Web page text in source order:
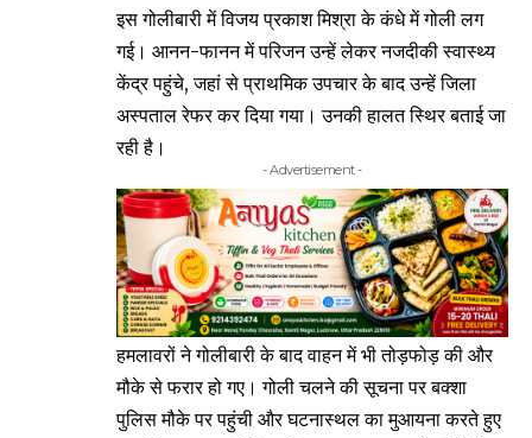
इस गोलीबारी में विजय प्रकाश मिश्रा के कंधे में गोली लग
गई। आनन-फानन में परिजन उन्हें लेकर नजदीकी स्वास्थ्य
केंद्र पहुंचे, जहां से प्राथमिक उपचार के बाद उन्हें जिला
अस्पताल रेफर कर दिया गया। उनकी हालत स्थिर बताई जा
रही है।
- Advertisement -
हमलावरों ने गोलीबारी के बाद वाहन में भी तोड़फोड़ की और
मौके से फरार हो गए। गोली चलने की सूचना पर बक्शा
पुलिस मौके पर पहुंची और घटनास्थल का मुआयना करते हुए